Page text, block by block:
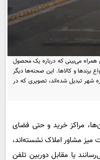
ها
همراه می‌بینی که درباره یک محصول
برندها و کالاها. این صحنه‌ها دیگر
شهر تبدیل شده‌اند، تصویری که در
مراکز خرید و حتی فضای
مشاور املاک نشسته‌اند،
یا مقابل دوربین تلفن